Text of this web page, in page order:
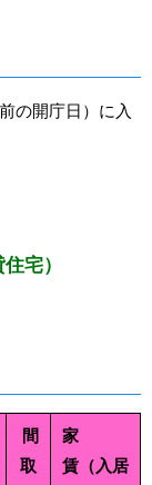
の開庁日）に入
宅）
間
取
家
賃（入居